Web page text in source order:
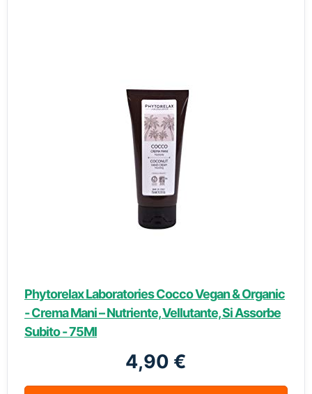
Phytorelax Laboratories Cocco Vegan & Organic
- Crema Mani – Nutriente, Vellutante, Si Assorbe
Subito - 75Ml
4,90 €